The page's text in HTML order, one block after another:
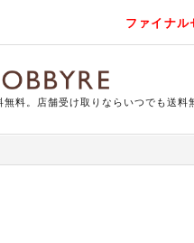
ファイナル
料。店舗受け取りならいつでも送料